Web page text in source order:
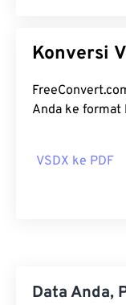
FreeConvert.com
Anda ke format
VSDX ke PDF
Data Anda,